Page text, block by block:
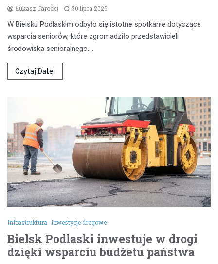
Łukasz Jarocki 30 lipca 2026
W Bielsku Podlaskim odbyło się istotne spotkanie dotyczące
wsparcia seniorów, które zgromadziło przedstawicieli
środowiska senioralnego.…
Czytaj Dalej
Infrastruktura Inwestycje drogowe
Bielsk Podlaski inwestuje w drogi
dzięki wsparciu budżetu państwa